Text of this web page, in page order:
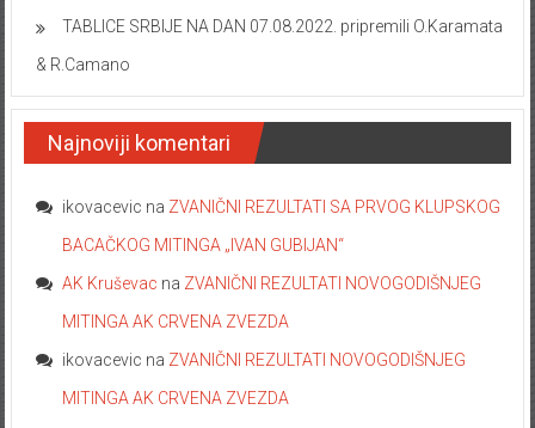
TABLICE SRBIJE NA DAN 07.08.2022. pripremili O.Karamata
& R.Camano
Najnoviji komentari
ikovacevic na ZVANIČNI REZULTATI SA PRVOG KLUPSKOG
BACAČKOG MITINGA „IVAN GUBIJAN“
AK Kruševac na ZVANIČNI REZULTATI NOVOGODIŠNJEG
MITINGA AK CRVENA ZVEZDA
ikovacevic na ZVANIČNI REZULTATI NOVOGODIŠNJEG
MITINGA AK CRVENA ZVEZDA